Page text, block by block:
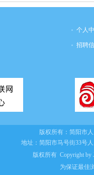
个人
招聘
版权所有： 简阳市
地址：简阳市马号街33号
版权所有 Copyright by
为保证最佳